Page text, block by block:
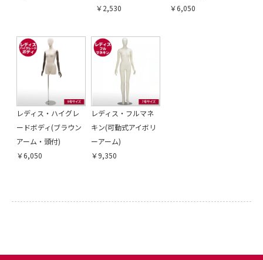
￥2,530
￥6,050
レディス・ハイグレ
ードボディ(ブラウン
アーム・頭付)
￥6,050
レディス・フルマネ
キン(可動式アイボリ
ーアーム)
￥9,350